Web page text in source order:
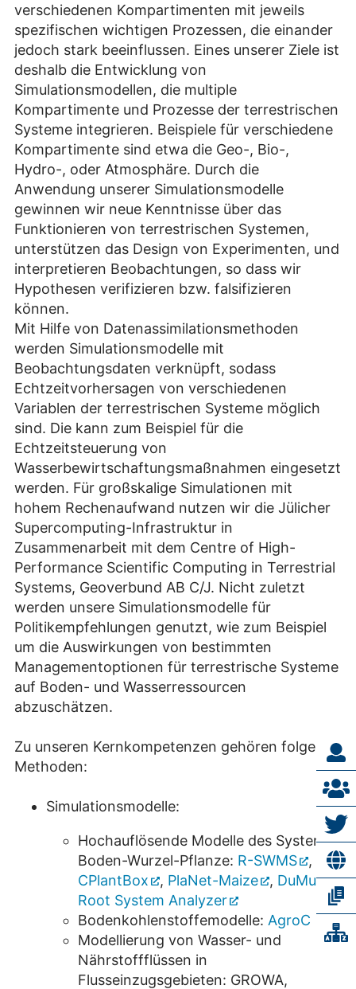
verschiedenen Kompartimenten mit jeweils
spezifischen wichtigen Prozessen, die einander
jedoch stark beeinflussen. Eines unserer Ziele ist
deshalb die Entwicklung von
Simulationsmodellen, die multiple
Kompartimente und Prozesse der terrestrischen
Systeme integrieren. Beispiele für verschiedene
Kompartimente sind etwa die Geo-, Bio-,
Hydro-, oder Atmosphäre. Durch die
Anwendung unserer Simulationsmodelle
gewinnen wir neue Kenntnisse über das
Funktionieren von terrestrischen Systemen,
unterstützen das Design von Experimenten, und
interpretieren Beobachtungen, so dass wir
Hypothesen verifizieren bzw. falsifizieren
können.
Mit Hilfe von Datenassimilationsmethoden
werden Simulationsmodelle mit
Beobachtungsdaten verknüpft, sodass
Echtzeitvorhersagen von verschiedenen
Variablen der terrestrischen Systeme möglich
sind. Die kann zum Beispiel für die
Echtzeitsteuerung von
Wasserbewirtschaftungsmaßnahmen eingesetzt
werden. Für großskalige Simulationen mit
hohem Rechenaufwand nutzen wir die Jülicher
Supercomputing-Infrastruktur in
Zusammenarbeit mit dem Centre of High-
Performance Scientific Computing in Terrestrial
Systems, Geoverbund AB C/J. Nicht zuletzt
werden unsere Simulationsmodelle für
Politikempfehlungen genutzt, wie zum Beispiel
um die Auswirkungen von bestimmten
Managementoptionen für terrestrische Systeme
auf Boden- und Wasserressourcen
abzuschätzen.
Zu unseren Kernkompetenzen gehören folgende
Methoden:
Simulationsmodelle:
Hochauflösende Modelle des Systems
Boden-Wurzel-Pflanze: R-SWMS
,
CPlantBox
, PlaNet-Maize , DuMux
,
Root System Analyzer
Bodenkohlenstoffemodelle: AgroC
Modellierung von Wasser- und
Nährstoffflüssen in
Flusseinzugsgebieten: GROWA,